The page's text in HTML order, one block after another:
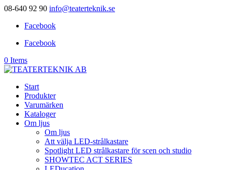
08-640 92 90 info@teaterteknik.se
Facebook
Facebook
0 Items
Start
Produkter
Varumärken
Kataloger
Om ljus
Om ljus
Att välja LED-strålkastare
Spotlight LED strålkastare för scen och studio
SHOWTEC ACT SERIES